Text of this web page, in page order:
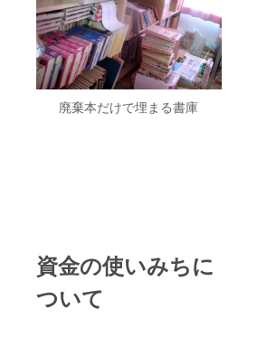
廃棄本だけで埋まる書庫
資金の使いみちに
ついて